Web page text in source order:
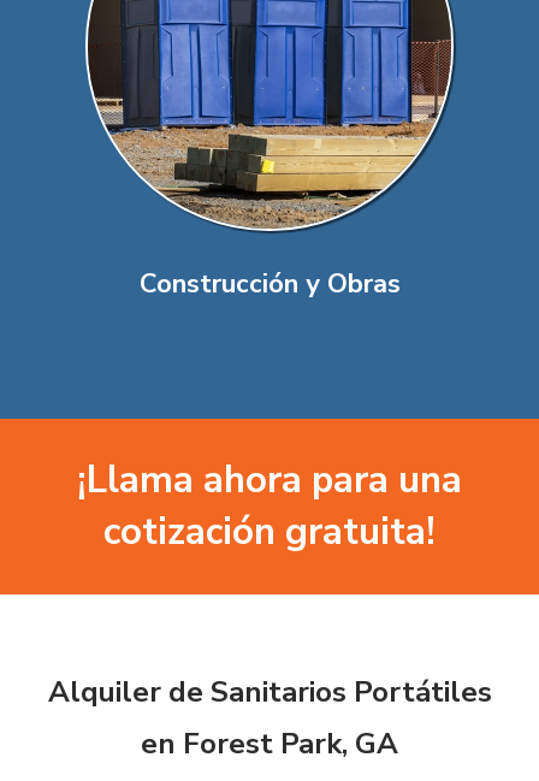
Construcción y Obras
¡Llama ahora para una
cotización gratuita!
Alquiler de Sanitarios Portátiles
en Forest Park, GA